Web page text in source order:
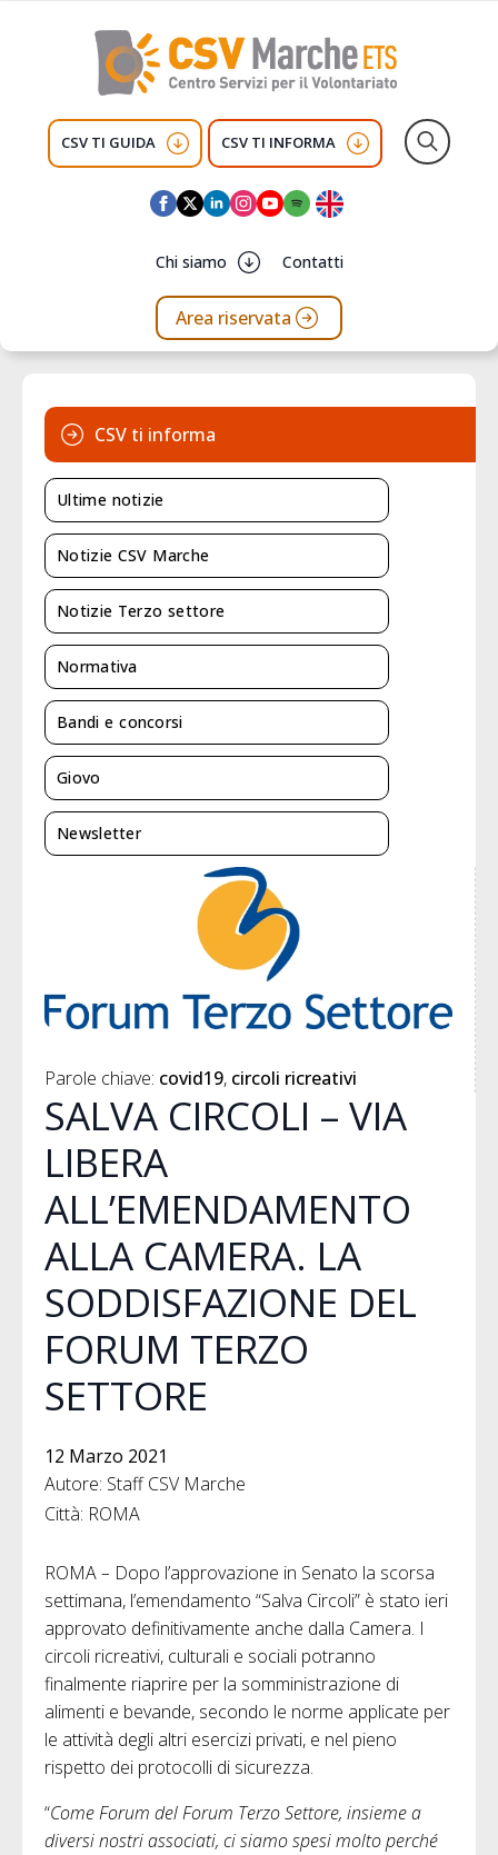
CSV TI GUIDA CSV TI INFORMA
Chi siamo Contatti
Area riservata
Parole chiave: covid19 circoli ricreativi
SALVA CIRCOLI – VIA
LIBERA
ALL’EMENDAMENTO
ALLA CAMERA. LA
SODDISFAZIONE DEL
FORUM TERZO
SETTORE
12 Marzo 2021
Autore: Staff CSV Marche
Città: ROMA
ROMA– Dopo l’approvazione in Senato la scorsa
settimana, l’emendamento “Salva Circoli” è stato ieri
approvato definitivamente anche dalla Camera. I
circoli ricreativi, culturali e sociali potranno
finalmente riaprire per la somministrazione di
alimenti e bevande, secondo le norme applicate per
le attività degli altri esercizi privati, e nel pieno
rispetto dei protocolli di sicurezza.
“Come Forum del Forum Terzo Settore, insieme a
diversi nostri associati, ci siamo spesi molto perché
CSV ti informa
Ultime notizie
Notizie CSV Marche
Notizie Terzo settore
Normativa
Bandi e concorsi
Giovo
Newsletter